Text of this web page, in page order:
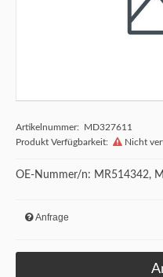
Artikelnummer: MD327611
Produkt Verfügbarkeit:
Nicht
OE-Nummer/n: MR514342,
Anfrage